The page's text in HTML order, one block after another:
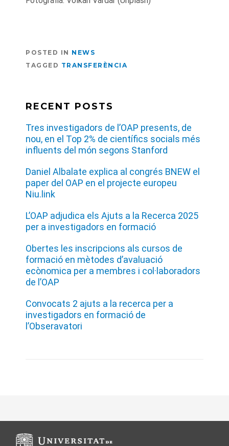
POSTED IN NEWS
TAGGED TRANSFERÈNCIA
RECENT POSTS
Tres investigadors de l’OAP presents, de
nou, en el Top 2% de científics socials més
influents del món segons Stanford
Daniel Albalate explica al congrés BNEW el
paper del OAP en el projecte europeu
Niu.link
L’OAP adjudica els Ajuts a la Recerca 2025
per a investigadors en formació
Obertes les inscripcions als cursos de
formació en mètodes d’avaluació
ecònomica per a membres i col·laboradors
de l’OAP
Convocats 2 ajuts a la recerca per a
investigadors en formació de
l’Obseravatori